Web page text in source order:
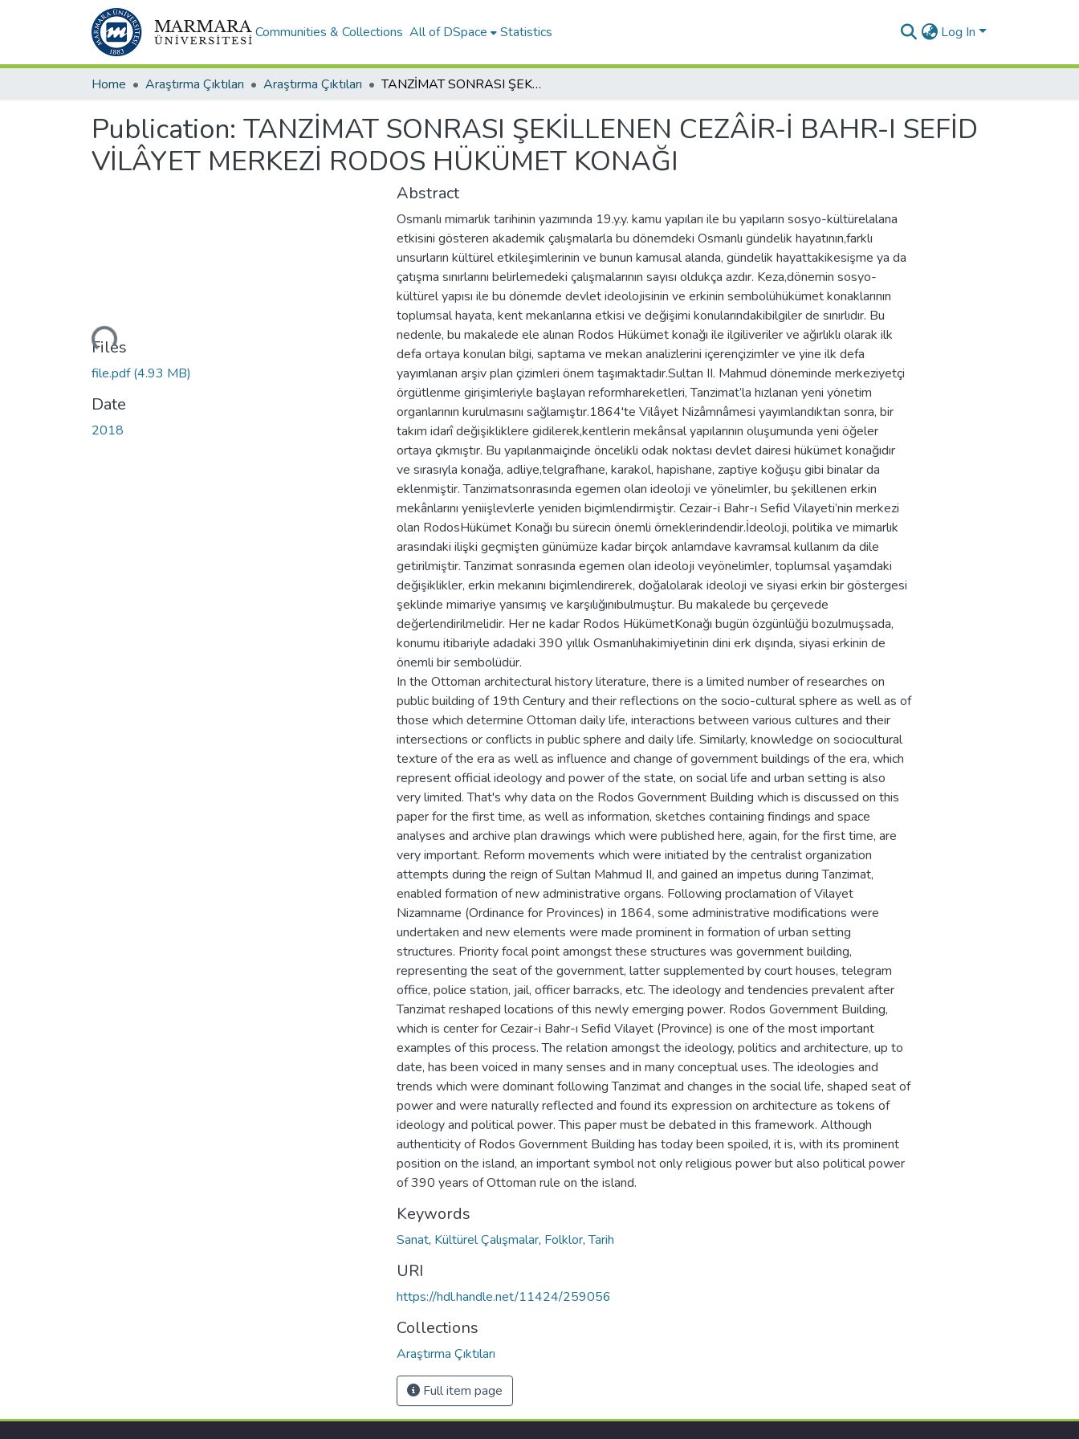
Communities & Collections All of DSpace Statistics Log In
Home Araştırma Çıktıları Araştırma Çıktıları TANZİMAT SONRASI ŞEKİLLENEN CEZÂİR-İ BAHR-I SEFİD VİLÂYET MERKEZİ RODOS HÜKÜMET KONAĞI
Publication: TANZİMAT SONRASI ŞEKİLLENEN CEZÂİR-İ BAHR-I SEFİD
VİLÂYET MERKEZİ RODOS HÜKÜMET KONAĞI
Loading...
Files
file.pdf(4.93 MB)
Date
2018
Abstract
Osmanlı mimarlık tarihinin yazımında 19.y.y. kamu yapıları ile bu yapıların sosyo-kültürelalana
etkisini gösteren akademik çalışmalarla bu dönemdeki Osmanlı gündelik hayatının,farklı
unsurların kültürel etkileşimlerinin ve bunun kamusal alanda, gündelik hayattakikesişme ya da
çatışma sınırlarını belirlemedeki çalışmalarının sayısı oldukça azdır. Keza,dönemin sosyo-
kültürel yapısı ile bu dönemde devlet ideolojisinin ve erkinin sembolühükümet konaklarının
toplumsal hayata, kent mekanlarına etkisi ve değişimi konularındakibilgiler de sınırlıdır. Bu
nedenle, bu makalede ele alınan Rodos Hükümet konağı ile ilgiliveriler ve ağırlıklı olarak ilk
defa ortaya konulan bilgi, saptama ve mekan analizlerini içerençizimler ve yine ilk defa
yayımlanan arşiv plan çizimleri önem taşımaktadır.Sultan II. Mahmud döneminde merkeziyetçi
örgütlenme girişimleriyle başlayan reformhareketleri, Tanzimat’la hızlanan yeni yönetim
organlarının kurulmasını sağlamıştır.1864'te Vilâyet Nizâmnâmesi yayımlandıktan sonra, bir
takım idarî değişikliklere gidilerek,kentlerin mekânsal yapılarının oluşumunda yeni öğeler
ortaya çıkmıştır. Bu yapılanmaiçinde öncelikli odak noktası devlet dairesi hükümet konağıdır
ve sırasıyla konağa, adliye,telgrafhane, karakol, hapishane, zaptiye koğuşu gibi binalar da
eklenmiştir. Tanzimatsonrasında egemen olan ideoloji ve yönelimler, bu şekillenen erkin
mekânlarını yeniişlevlerle yeniden biçimlendirmiştir. Cezair-i Bahr-ı Sefid Vilayeti’nin merkezi
olan RodosHükümet Konağı bu sürecin önemli örneklerindendir.İdeoloji, politika ve mimarlık
arasındaki ilişki geçmişten günümüze kadar birçok anlamdave kavramsal kullanım da dile
getirilmiştir. Tanzimat sonrasında egemen olan ideoloji veyönelimler, toplumsal yaşamdaki
değişiklikler, erkin mekanını biçimlendirerek, doğalolarak ideoloji ve siyasi erkin bir göstergesi
şeklinde mimariye yansımış ve karşılığınıbulmuştur. Bu makalede bu çerçevede
değerlendirilmelidir. Her ne kadar Rodos HükümetKonağı bugün özgünlüğü bozulmuşsada,
konumu itibariyle adadaki 390 yıllık Osmanlıhakimiyetinin dini erk dışında, siyasi erkinin de
önemli bir sembolüdür.
In the Ottoman architectural history literature, there is a limited number of researches on
public building of 19th Century and their reflections on the socio-cultural sphere as well as of
those which determine Ottoman daily life, interactions between various cultures and their
intersections or conflicts in public sphere and daily life. Similarly, knowledge on sociocultural
texture of the era as well as influence and change of government buildings of the era, which
represent official ideology and power of the state, on social life and urban setting is also
very limited. That's why data on the Rodos Government Building which is discussed on this
paper for the first time, as well as information, sketches containing findings and space
analyses and archive plan drawings which were published here, again, for the first time, are
very important. Reform movements which were initiated by the centralist organization
attempts during the reign of Sultan Mahmud II, and gained an impetus during Tanzimat,
enabled formation of new administrative organs. Following proclamation of Vilayet
Nizamname (Ordinance for Provinces) in 1864, some administrative modifications were
undertaken and new elements were made prominent in formation of urban setting
structures. Priority focal point amongst these structures was government building,
representing the seat of the government, latter supplemented by court houses, telegram
office, police station, jail, officer barracks, etc. The ideology and tendencies prevalent after
Tanzimat reshaped locations of this newly emerging power. Rodos Government Building,
which is center for Cezair-i Bahr-ı Sefid Vilayet (Province) is one of the most important
examples of this process. The relation amongst the ideology, politics and architecture, up to
date, has been voiced in many senses and in many conceptual uses. The ideologies and
trends which were dominant following Tanzimat and changes in the social life, shaped seat of
power and were naturally reflected and found its expression on architecture as tokens of
ideology and political power. This paper must be debated in this framework. Although
authenticity of Rodos Government Building has today been spoiled, it is, with its prominent
position on the island, an important symbol not only religious power but also political power
of 390 years of Ottoman rule on the island.
Keywords
Sanat, Kültürel Çalışmalar, Folklor,Tarih
URI
https://hdl.handle.net/11424/259056
Collections
Araştırma Çıktıları
Full item page